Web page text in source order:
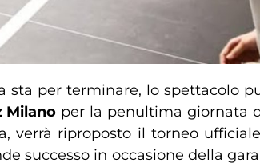
per terminare, lo spettacolo
Milano per la penultima giornata
verrà riproposto il torneo
successo in occasione della